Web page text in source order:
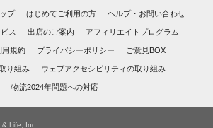
プ はじめてご利用の方 ヘルプ・お問い合わせ
ス 出店のご案内 アフィリエイトプログラム
用規約 プライバシーポリシー ご意見BOX
り組み ウェブアクセシビリティの取り組み
物流2024年問題への対応
Life, Inc.